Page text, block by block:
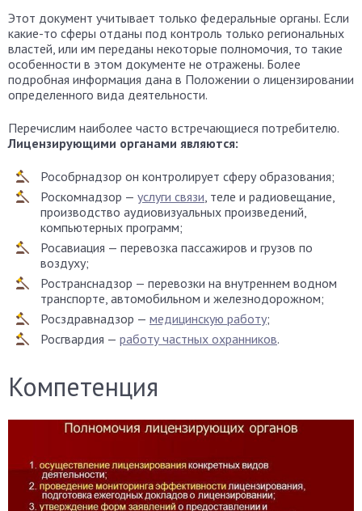
Этот документ учитывает только федеральные органы. Если
какие-то сферы отданы под контроль только региональных
властей, или им переданы некоторые полномочия, то такие
особенности в этом документе не отражены. Более
подробная информация дана в Положении о лицензировании
определенного вида деятельности.
Перечислим наиболее часто встречающиеся потребителю.
Лицензирующими органами являются:
Рособрнадзор он контролирует сферу образования;
Роскомнадзор — услуги связи, теле и радиовещание,
производство аудиовизуальных произведений,
компьютерных программ;
Росавиация — перевозка пассажиров и грузов по
воздуху;
Ространснадзор — перевозки на внутреннем водном
транспорте, автомобильном и железнодорожном;
Росздравнадзор — медицинскую работу;
Росгвардия — работу частных охранников.
Компетенция